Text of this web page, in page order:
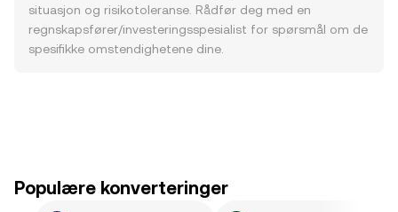
situasjon og risikotoleranse. Rådfør deg med en
regnskapsfører/investeringsspesialist for spørsmål om de
spesifikke omstendighetene dine.
Populære konverteringer